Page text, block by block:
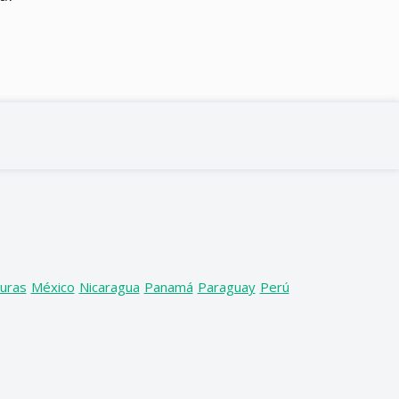
México Nicaragua Panamá Paraguay Perú